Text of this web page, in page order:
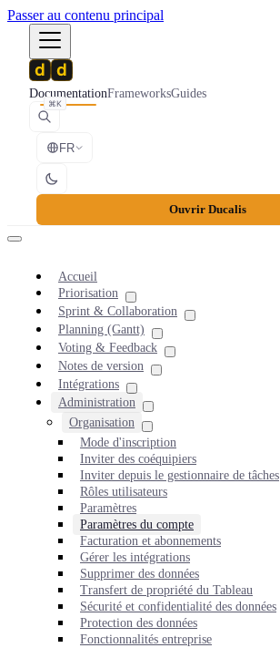
Passer au contenu principal
DocumentationFrameworksGuides
⌘K
FR
Ouvrir Ducalis
Accueil
Priorisation
Sprint & Collaboration
Planning (Gantt)
Voting & Feedback
Notes de version
Intégrations
Administration
Organisation
Mode d'inscription
Inviter des coéquipiers
Inviter depuis le gestionnaire de tâches
Rôles utilisateurs
Paramètres
Paramètres du compte
Facturation et abonnements
Gérer les intégrations
Supprimer des données
Transfert de propriété du Tableau
Sécurité et confidentialité des données
Protection des données
Fonctionnalités entreprise